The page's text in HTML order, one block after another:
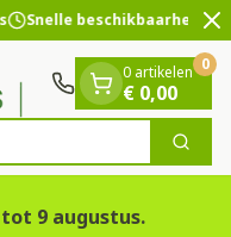
Snelle beschikbaarheid
Zoek
0 artikelen
€ 0,00
0
9 augustus.